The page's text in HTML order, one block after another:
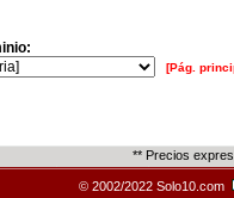
[Pág.
** Precios
© 2002/2022 Solo10.com